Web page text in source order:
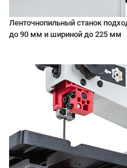
Ленточнопильный станок
до 90 мм и шириной до 225 мм